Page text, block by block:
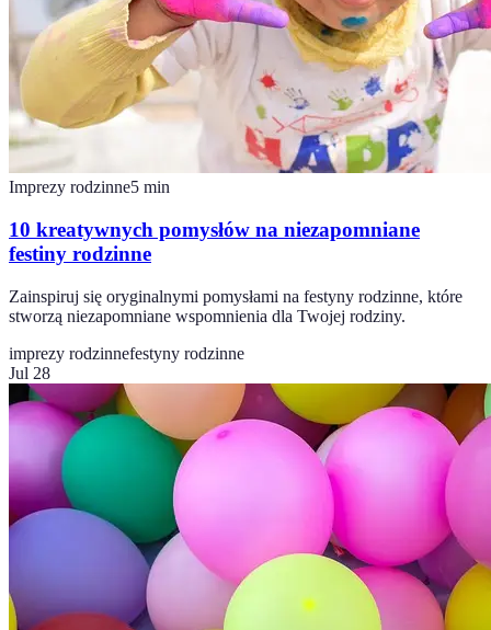
Imprezy rodzinne5 min
10 kreatywnych pomysłów na niezapomniane
festiny rodzinne
Zainspiruj się oryginalnymi pomysłami na festyny rodzinne, które
stworzą niezapomniane wspomnienia dla Twojej rodziny.
imprezy rodzinnefestyny rodzinne
Jul 28